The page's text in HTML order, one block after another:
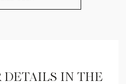
DETAILS IN THE